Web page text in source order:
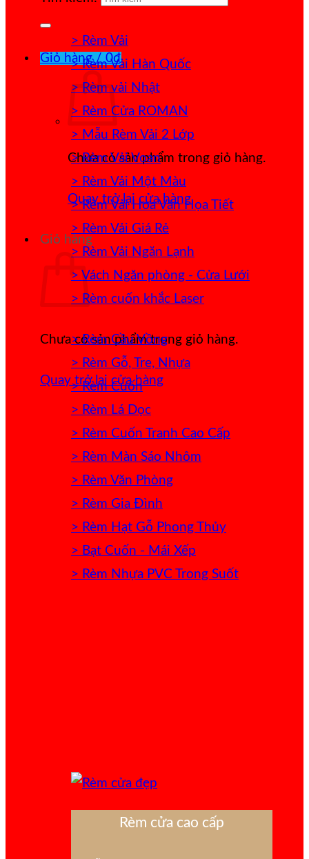
Giỏ hàng /0₫
Chưa có sản phẩm trong giỏ hàng.
Quay trở lại cửa hàng
Giỏ hàng
Chưa có sản phẩm trong giỏ hàng.
Quay trở lại cửa hàng
> Rèm Vải
> Rèm Vải Hàn Quốc
> Rèm vải Nhật
> Rèm Cửa ROMAN
> Mẫu Rèm Vải 2 Lớp
> Rèm Vải Voan
> Rèm Vải Một Màu
> Rèm Vải Hoa Văn Họa Tiết
> Rèm Vải Giá Rẻ
> Rèm Vải Ngăn Lạnh
> Vách Ngăn phòng - Cửa Lưới
> Rèm cuốn khắc Laser
> Rèm Cầu Vồng
> Rèm Gỗ, Tre, Nhựa
> Rèm Cuốn
> Rèm Lá Dọc
> Rèm Cuốn Tranh Cao Cấp
> Rèm Màn Sáo Nhôm
> Rèm Văn Phòng
> Rèm Gia Đình
> Rèm Hạt Gỗ Phong Thủy
> Bạt Cuốn - Mái Xếp
> Rèm Nhựa PVC Trong Suốt
Rèm cửa cao cấp